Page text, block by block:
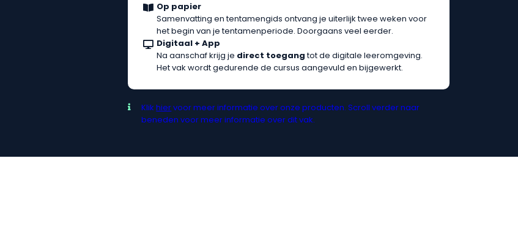
Op papier
Samenvatting en tentamengids ontvang je uiterlijk twee weken voor
het begin van je tentamenperiode. Doorgaans veel eerder.
Digitaal + App
Na aanschaf krijg je direct toegangtot de digitale leeromgeving.
Het vak wordt gedurende de cursus aangevuld en bijgewerkt.
Klikhiervoor meer informatie over onze producten. Scroll verder naar
beneden voor meer informatie over dit vak.